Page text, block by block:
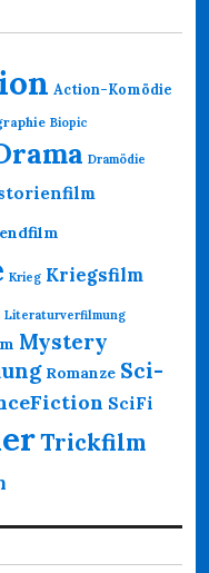
Action-Komödie
Biopic
Dramödie
Krieg Kriegsfilm
Literaturverfilmung
Mystery
Romanze Sci-
SciFi
Trickfilm